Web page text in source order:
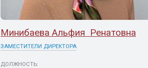
Минибаева Альфия Ренатовна
ЗАМЕСТИТЕЛИ ДИРЕКТОРА
ДОЛЖНОСТЬ: